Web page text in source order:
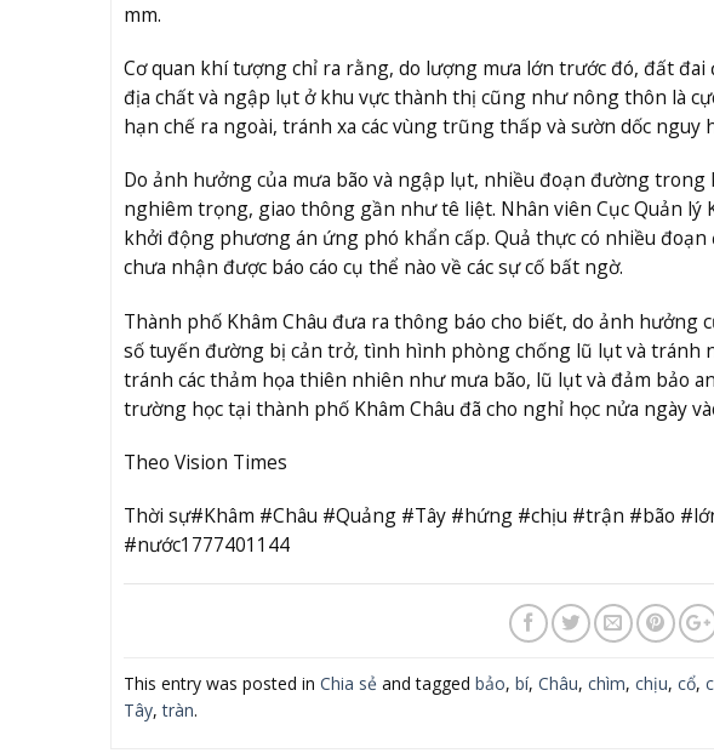
mm.
Cơ quan khí tượng chỉ ra rằng, do lượng mưa lớn trước đó, đất
địa chất và ngập lụt ở khu vực thành thị cũng như nông thôn là
hạn chế ra ngoài, tránh xa các vùng trũng thấp và sườn dốc nguy
Do ảnh hưởng của mưa bão và ngập lụt, nhiều đoạn đường
nghiêm trọng, giao thông gần như tê liệt. Nhân viên Cục Quản lý
khởi động phương án ứng phó khẩn cấp. Quả thực có nhiều
chưa nhận được báo cáo cụ thể nào về các sự cố bất ngờ.
Thành phố Khâm Châu đưa ra thông báo cho biết, do ảnh
số tuyến đường bị cản trở, tình hình phòng chống lũ lụt và tránh
tránh các thảm họa thiên nhiên như mưa bão, lũ lụt và đảm bảo
trường học tại thành phố Khâm Châu đã cho nghỉ học nửa ngày
Theo Vision Times
Thời sự#Khâm #Châu #Quảng #Tây #hứng #chịu #trận #bão
#nước1777401144
This entry was posted in Chia sẻ and tagged bảo, bí, Châu, chìm, chịu, cổ,
Tây,tràn.